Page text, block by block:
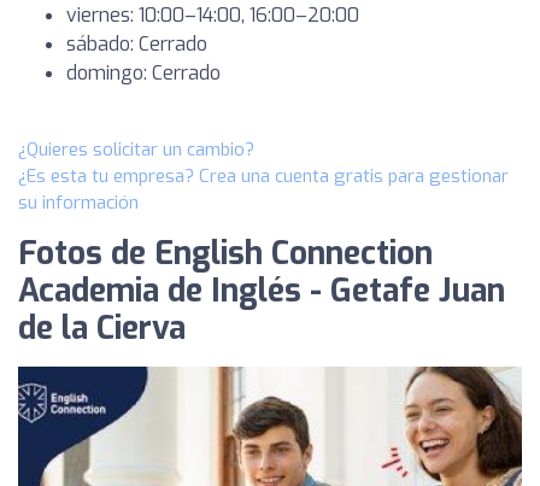
viernes: 10:00–14:00, 16:00–20:00
sábado: Cerrado
domingo: Cerrado
¿Quieres solicitar un cambio?
¿Es esta tu empresa? Crea una cuenta gratis para gestionar
su información
Fotos de English Connection
Academia de Inglés - Getafe Juan
de la Cierva